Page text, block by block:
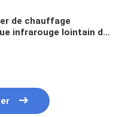
de chauffage
infrarouge lointain de